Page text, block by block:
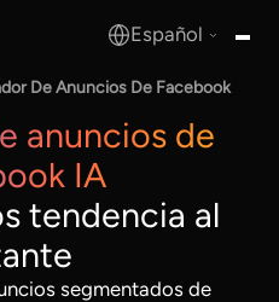
Español
De Anuncios De Facebook
anuncios de
IA
tendencia al
segmentados de